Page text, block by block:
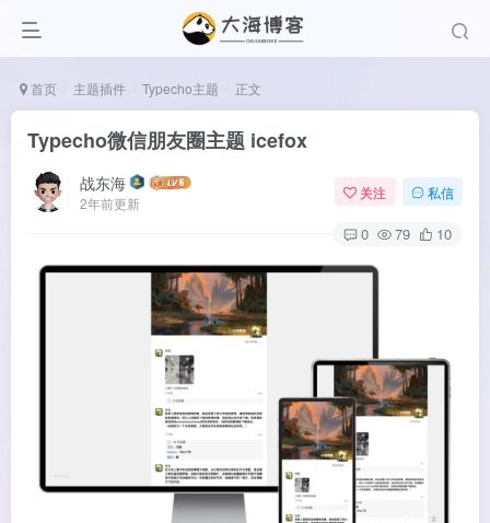
首页 主题插件 Typecho主题 正文
Typecho微信朋友圈主题 icefox
战东海
2年前更新
关注 私信
0 79 10